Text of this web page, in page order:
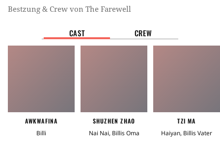
Bestzung & Crew von The Farewell
CAST CREW
AWKWAFINA
Billi
SHUZHEN ZHAO
Nai Nai, Billis Oma
TZI MA
Haiyan, Billis Vater